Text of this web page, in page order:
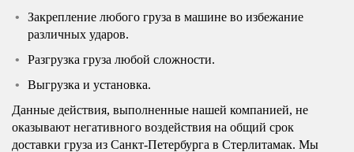
Закрепление любого груза в машине во избежание
различных ударов.
Разгрузка груза любой сложности.
Выгрузка и установка.
Данные действия, выполненные нашей компанией, не
оказывают негативного воздействия на общий срок
доставки груза из Санкт-Петербурга в Стерлитамак. Мы